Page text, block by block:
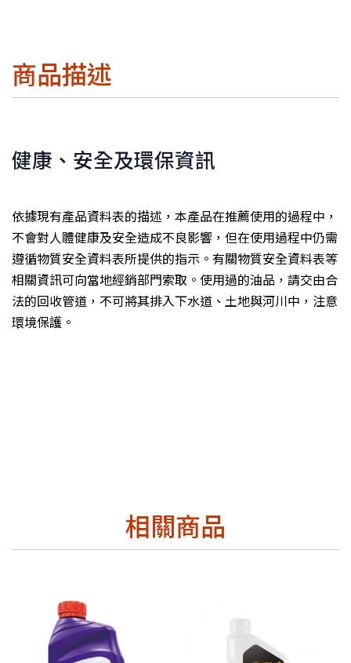
商品描述
健康、安全及環保資訊
依據現有產品資料表的描述，本產品在推薦使用的過程中，
不會對人體健康及安全造成不良影響，但在使用過程中仍需
遵循物質安全資料表所提供的指示。有關物質安全資料表等
相關資訊可向當地經銷部門索取。使用過的油品，請交由合
法的回收管道，不可將其排入下水道、土地與河川中，注意
環境保護。
相關商品